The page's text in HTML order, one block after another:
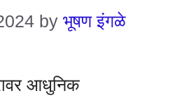
by भूषण इंगळे
आधुनिक